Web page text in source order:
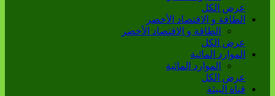
عرض الكل
الطاقة و الاقتصاد الأخضر
الطاقة و الاقتصاد الأخضر
عرض الكل
الموارد المائية
الموارد المائية
عرض الكل
قناة البيئة